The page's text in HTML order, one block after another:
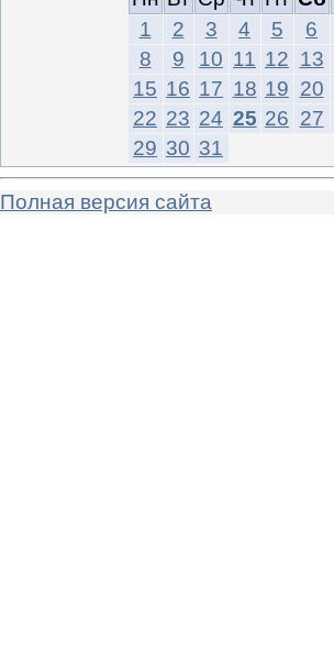
1
2 3 4 5 6
8
9 10 11 12 13
15 16 17 18 19 20
22 23 24 25 26 27
29 30 31
Полная версия сайта